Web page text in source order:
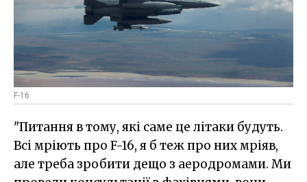
F-16
"Питання в тому, які саме це літаки будуть.
Всі мріють про F-16, я б теж про них мріяв,
але треба зробити дещо з аеродромами. Ми